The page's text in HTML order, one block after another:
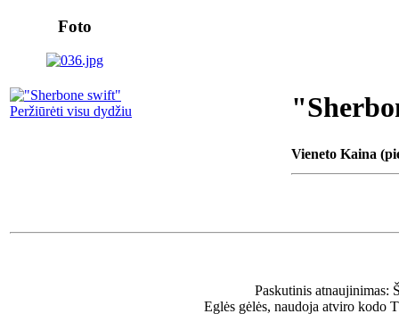
Foto
Peržiūrėti visu dydžiu
Vieneto Kaina
Paskutinis atnaujinimas:
Eglės gėlės, naudoja atviro kodo